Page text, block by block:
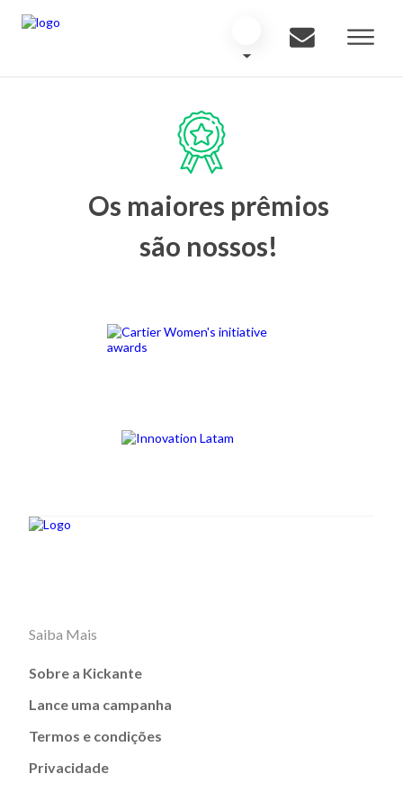
Os maiores prêmios
são nossos!
Saiba Mais
Sobre a Kickante
Lance uma campanha
Termos e condições
Privacidade